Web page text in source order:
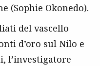
(Sophie Okonedo).
del vascello
d’oro sul Nilo e
l’investigatore